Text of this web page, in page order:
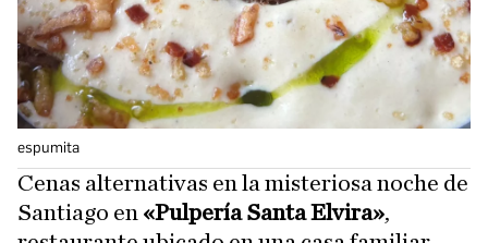
espumita
Cenas alternativas en la misteriosa noche de
Santiago en «Pulpería Santa Elvira»,